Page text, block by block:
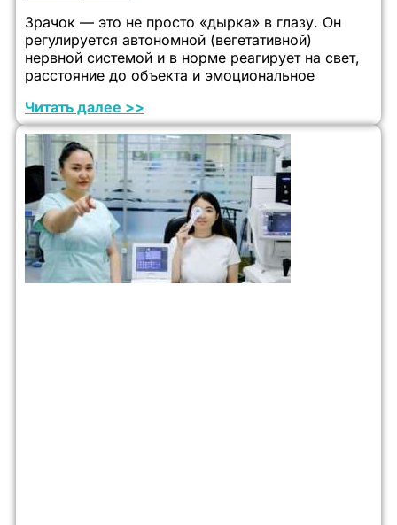
Зрачок — это не просто «дырка» в глазу. Он
регулируется автономной (вегетативной)
нервной системой и в норме реагирует на свет,
расстояние до объекта и эмоциональное
Читать далее >>